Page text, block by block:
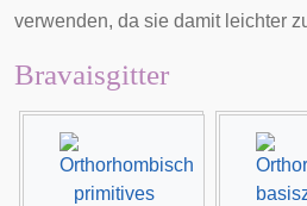
verwenden, da sie damit leichter
Bravaisgitter